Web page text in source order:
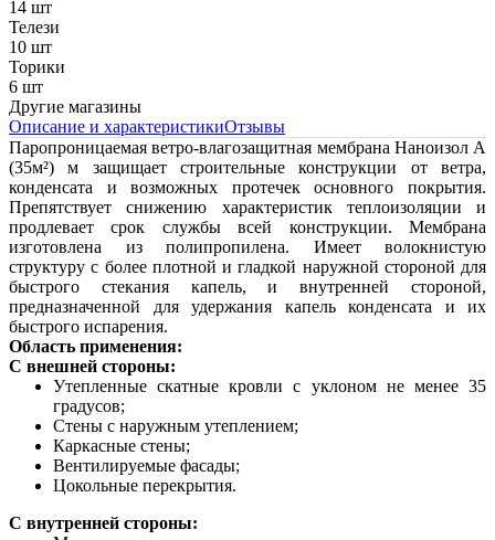
14 шт
Телези
10 шт
Торики
6 шт
Другие магазины
Описание и характеристикиОтзывы
Паропроницаемая ветро-влагозащитная мембрана Наноизол А
(35м²) м защищает строительные конструкции от ветра,
конденсата и возможных протечек основного покрытия.
Препятствует снижению характеристик теплоизоляции и
продлевает срок службы всей конструкции. Мембрана
изготовлена из полипропилена. Имеет волокнистую
структуру с более плотной и гладкой наружной стороной для
быстрого стекания капель, и внутренней стороной,
предназначенной для удержания капель конденсата и их
быстрого испарения.
Область применения:
С внешней стороны:
Утепленные скатные кровли с уклоном не менее 35
градусов;
Стены с наружным утеплением;
Каркасные стены;
Вентилируемые фасады;
Цокольные перекрытия.
С внутренней стороны: